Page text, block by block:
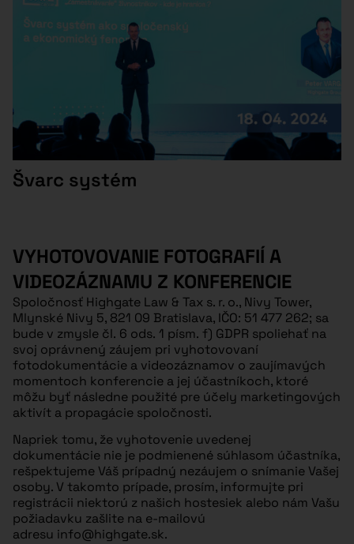
Švarc systém
VYHOTOVOVANIE FOTOGRAFIÍ A
VIDEOZÁZNAMU Z KONFERENCIE
Spoločnosť Highgate Law & Tax s. r. o., Nivy Tower,
Mlynské Nivy 5, 821 09 Bratislava, IČO: 51 477 262; sa
bude v zmysle čl. 6 ods. 1 písm. f) GDPR spoliehať na
svoj oprávnený záujem pri vyhotovovaní
fotodokumentácie a videozáznamov o zaujímavých
momentoch konferencie a jej účastníkoch, ktoré
môžu byť následne použité pre účely marketingových
aktivít a propagácie spoločnosti.
Napriek tomu, že vyhotovenie uvedenej
dokumentácie nie je podmienené súhlasom účastníka,
rešpektujeme Váš prípadný nezáujem o snímanie Vašej
osoby. V takomto prípade, prosím, informujte pri
registrácii niektorú z našich hostesiek alebo nám Vašu
požiadavku zašlite na e-mailovú
adresu info@highgate.sk.